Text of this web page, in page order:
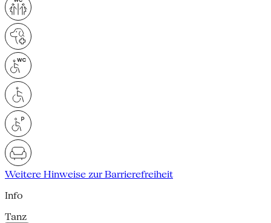
Weitere Hinweise zur Barrierefreiheit
Info
Tanz